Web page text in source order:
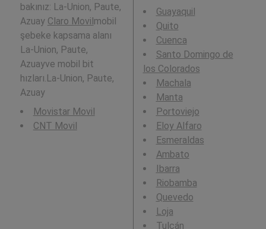
bakınız: La-Union, Paute,
Azuay Claro Movilmobil
şebeke kapsama alanı
La-Union, Paute,
Azuayve mobil bit
hızları.La-Union, Paute,
Azuay
Movistar Movil
CNT Movil
Guayaquil
Quito
Cuenca
Santo Domingo de
los Colorados
Machala
Manta
Portoviejo
Eloy Alfaro
Esmeraldas
Ambato
Ibarra
Riobamba
Quevedo
Loja
Tulcán